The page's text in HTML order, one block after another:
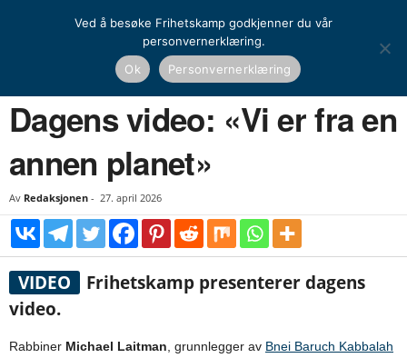
Dagens video: «Vi er fra en annen planet»
Dagens video: «Vi er fra en
annen planet»
Av Redaksjonen - 27. april 2026
VIDEO
Frihetskamp presenterer dagens
video.
Rabbiner Michael Laitman , grunnlegger av Bnei Baruch Kabbalah
Ved å besøke Frihetskamp godkjenner du vår
personvernerklæring.
Ok
Personvernerklæring